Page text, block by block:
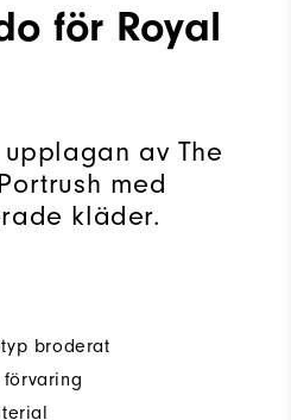
för Royal
av The
med
kläder.
broderat